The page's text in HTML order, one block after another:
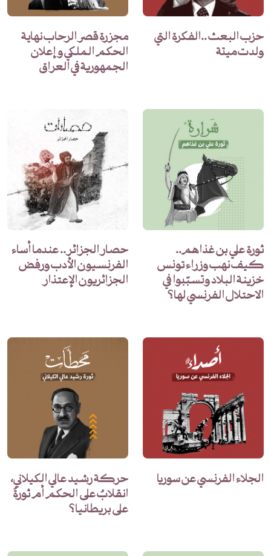
حزب البعث ..الفكرة التي
ولدت ميتة
مجزرة قصر الرحاب نهاية
الحكم الملكي و إعلان
الجمهورية في العراق
ثورة علي بن غذاهم..
كيف نهب وزراء تونس
خزينة البلاد وتسبّبوا في
الاحتلال الفرنسي لها؟
حصار الجزائر.. عندما أساء
الفرنسيون الأدب ورفض
الجزائريون الإعتذار
الجلاء الفرنسي عن سوريا حركة رشيد عالي الكيلاني،
انقلابٌ على الحكم أم ثورةٌ
على بريطانيا؟